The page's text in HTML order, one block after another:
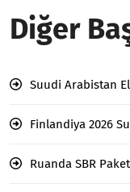
Diğer
Suudi Arabistan
Finlandiya 2026
Ruanda SBR